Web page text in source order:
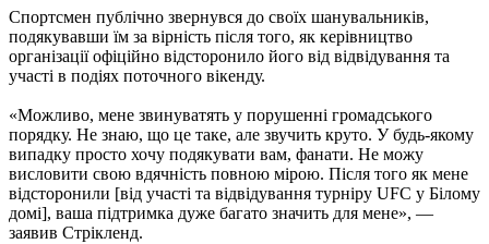
Спортсмен публічно звернувся до своїх шанувальників,
подякувавши їм за вірність після того, як керівництво
організації офіційно відсторонило його від відвідування та
участі в подіях поточного вікенду.
«Можливо, мене звинуватять у порушенні громадського
порядку. Не знаю, що це таке, але звучить круто. У будь-якому
випадку просто хочу подякувати вам, фанати. Не можу
висловити свою вдячність повною мірою. Після того як мене
відсторонили [від участі та відвідування турніру UFC у Білому
домі], ваша підтримка дуже багато значить для мене», —
заявив Стрікленд.